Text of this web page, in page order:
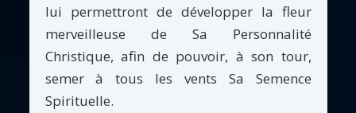
lui permettront de développer la fleur
merveilleuse de Sa Personnalité
Christique, afin de pouvoir, à son tour,
semer à tous les vents Sa Semence
Spirituelle.